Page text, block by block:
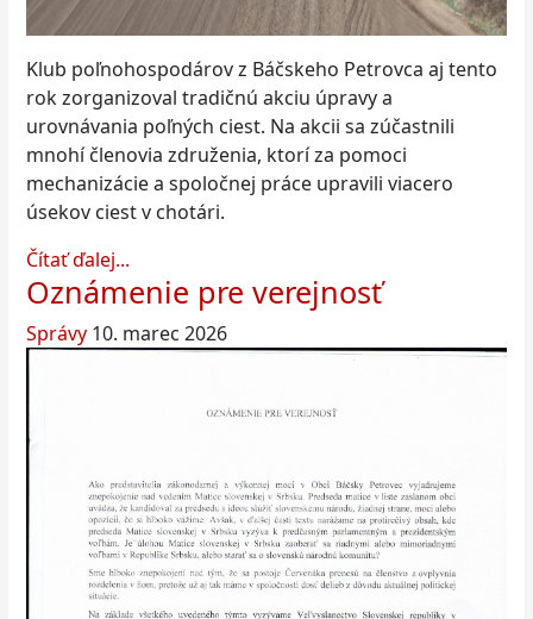
Klub poľnohospodárov z Báčskeho Petrovca aj tento
rok zorganizoval tradičnú akciu úpravy a
urovnávania poľných ciest. Na akcii sa zúčastnili
mnohí členovia združenia, ktorí za pomoci
mechanizácie a spoločnej práce upravili viacero
úsekov ciest v chotári.
Čítať ďalej...
Oznámenie pre verejnosť
Správy 10. marec 2026